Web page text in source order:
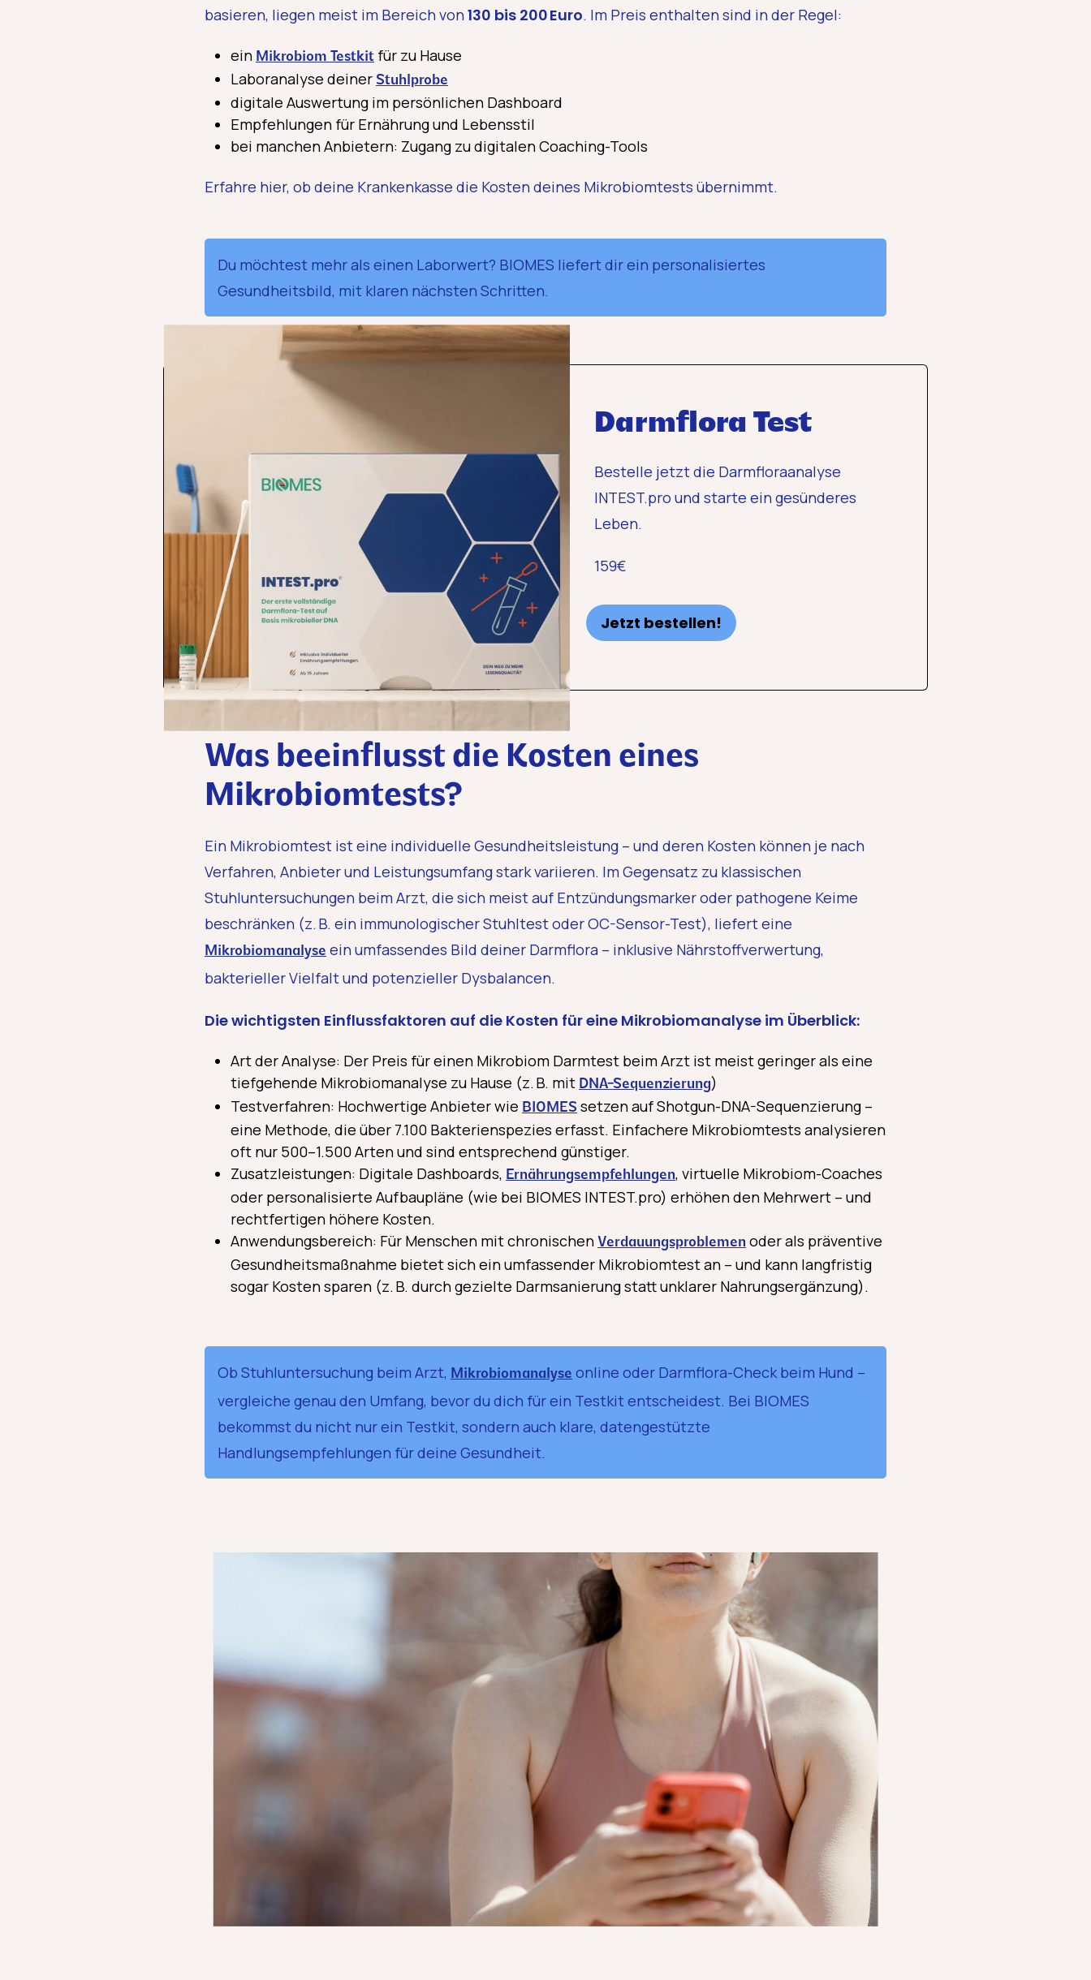
basieren, liegen meist im Bereich von130 bis 200 Euro. Im Preis enthalten sind in der Regel:
ein Mikrobiom Testkit für zu Hause
Laboranalyse deiner Stuhlprobe
digitale Auswertung im persönlichen Dashboard
Empfehlungen für Ernährung und Lebensstil
bei manchen Anbietern: Zugang zu digitalen Coaching-Tools
Erfahre hier, ob deine Krankenkasse die Kosten deines Mikrobiomtests übernimmt.
Du möchtest mehr als einen Laborwert? BIOMES liefert dir ein personalisiertes
Gesundheitsbild, mit klaren nächsten Schritten.
Darmflora Test
Bestelle jetzt die Darmfloraanalyse
INTEST.pro und starte ein gesünderes
Leben.
159€
Jetzt bestellen!
Was beeinflusst die Kosten eines
Mikrobiomtests?
Ein Mikrobiomtest ist eine individuelle Gesundheitsleistung – und deren Kosten können je nach
Verfahren, Anbieter und Leistungsumfang stark variieren. Im Gegensatz zu klassischen
Stuhluntersuchungen beim Arzt, die sich meist auf Entzündungsmarker oder pathogene Keime
beschränken (z. B. ein immunologischer Stuhltest oder OC-Sensor-Test), liefert eine
Mikrobiomanalyse ein umfassendes Bild deiner Darmflora – inklusive Nährstoffverwertung,
bakterieller Vielfalt und potenzieller Dysbalancen.
Die wichtigsten Einflussfaktoren auf die Kosten für eine Mikrobiomanalyse im Überblick:
Art der Analyse: Der Preis für einen Mikrobiom Darmtest beim Arzt ist meist geringer als eine
tiefgehende Mikrobiomanalyse zu Hause (z. B. mit DNA-Sequenzierung)
Testverfahren: Hochwertige Anbieter wie BIOMES setzen auf Shotgun-DNA-Sequenzierung –
eine Methode, die über 7.100 Bakterienspezies erfasst. Einfachere Mikrobiomtests analysieren
oft nur 500–1.500 Arten und sind entsprechend günstiger.
Zusatzleistungen: Digitale Dashboards, Ernährungs­empfehlungen, virtuelle Mikrobiom-Coaches
oder personalisierte Aufbaupläne (wie bei BIOMES INTEST.pro) erhöhen den Mehrwert – und
rechtfertigen höhere Kosten.
Anwendungsbereich: Für Menschen mit chronischen Verdauungsproblemen oder als präventive
Gesundheitsmaßnahme bietet sich ein umfassender Mikrobiomtest an – und kann langfristig
sogar Kosten sparen (z. B. durch gezielte Darmsanierung statt unklarer Nahrungsergänzung).
Ob Stuhluntersuchung beim Arzt, Mikrobiomanalyse online oder Darmflora-Check beim Hund –
vergleiche genau den Umfang, bevor du dich für ein Testkit entscheidest. Bei BIOMES
bekommst du nicht nur ein Testkit, sondern auch klare, datengestützte
Handlungsempfehlungen für deine Gesundheit.